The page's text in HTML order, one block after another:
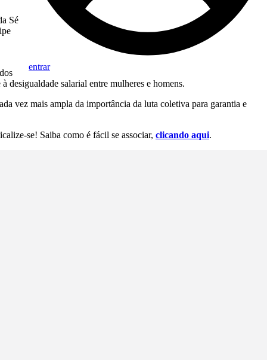
entrar
Sé
desigualdade salarial entre mulheres e homens.
vez mais ampla da importância da luta coletiva para garantia e
se! Saiba como é fácil se associar, clicando aqui.